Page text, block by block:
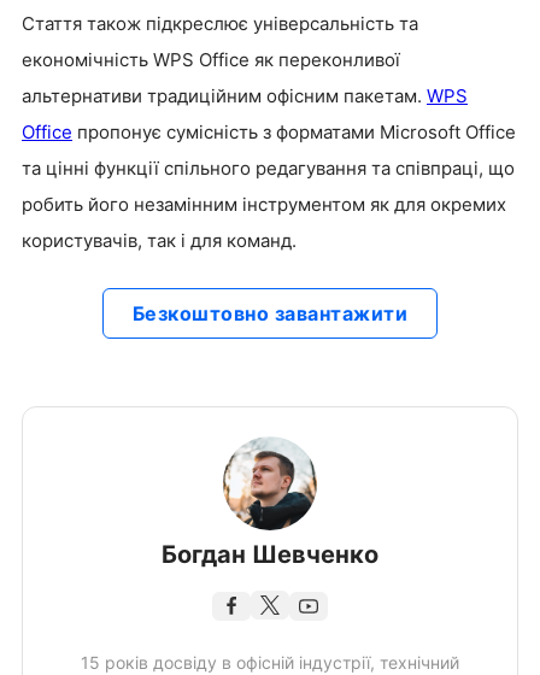
Стаття також підкреслює універсальність та
економічність WPS Office як переконливої
альтернативи традиційним офісним пакетам. WPS
Office пропонує сумісність з форматами Microsoft Office
та цінні функції спільного редагування та співпраці, що
робить його незамінним інструментом як для окремих
користувачів, так і для команд.
Безкоштовно завантажити
Богдан Шевченко
15 років досвіду в офісній індустрії, технічний